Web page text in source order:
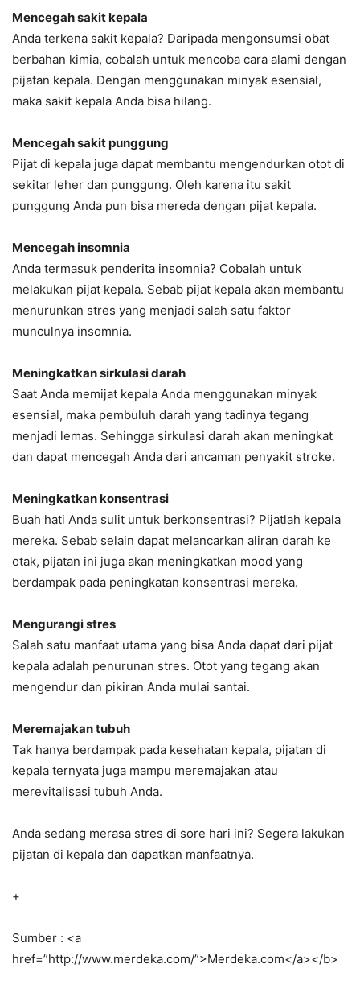
Mencegah sakit kepala
Anda terkena sakit kepala? Daripada mengonsumsi obat
berbahan kimia, cobalah untuk mencoba cara alami dengan
pijatan kepala. Dengan menggunakan minyak esensial,
maka sakit kepala Anda bisa hilang.
Mencegah sakit punggung
Pijat di kepala juga dapat membantu mengendurkan otot di
sekitar leher dan punggung. Oleh karena itu sakit
punggung Anda pun bisa mereda dengan pijat kepala.
Mencegah insomnia
Anda termasuk penderita insomnia? Cobalah untuk
melakukan pijat kepala. Sebab pijat kepala akan membantu
menurunkan stres yang menjadi salah satu faktor
munculnya insomnia.
Meningkatkan sirkulasi darah
Saat Anda memijat kepala Anda menggunakan minyak
esensial, maka pembuluh darah yang tadinya tegang
menjadi lemas. Sehingga sirkulasi darah akan meningkat
dan dapat mencegah Anda dari ancaman penyakit stroke.
Meningkatkan konsentrasi
Buah hati Anda sulit untuk berkonsentrasi? Pijatlah kepala
mereka. Sebab selain dapat melancarkan aliran darah ke
otak, pijatan ini juga akan meningkatkan mood yang
berdampak pada peningkatan konsentrasi mereka.
Mengurangi stres
Salah satu manfaat utama yang bisa Anda dapat dari pijat
kepala adalah penurunan stres. Otot yang tegang akan
mengendur dan pikiran Anda mulai santai.
Meremajakan tubuh
Tak hanya berdampak pada kesehatan kepala, pijatan di
kepala ternyata juga mampu meremajakan atau
merevitalisasi tubuh Anda.
Anda sedang merasa stres di sore hari ini? Segera lakukan
pijatan di kepala dan dapatkan manfaatnya.
+
Sumber : <a
href=”http://www.merdeka.com/”>Merdeka.com</a></b>